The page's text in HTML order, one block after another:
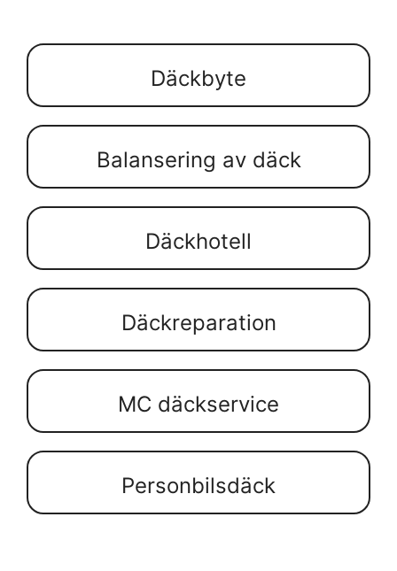
Däckbyte
Balansering av däck
Däckhotell
Däckreparation
MC däckservice
Personbilsdäck